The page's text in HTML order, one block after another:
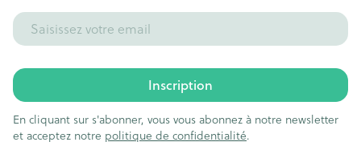
Adresse mail
Inscription
En cliquant sur s'abonner, vous vous abonnez à notre newsletter
et acceptez notre politique de confidentialité.